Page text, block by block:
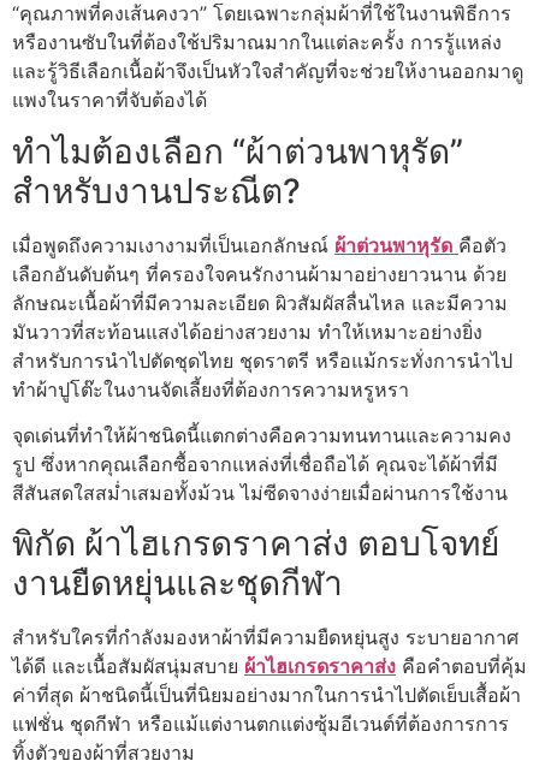
“คุณภาพที่คงเส้นคงวา” โดยเฉพาะกลุ่มผ้าที่ใช้ในงานพิธีการ
หรืองานซับในที่ต้องใช้ปริมาณมากในแต่ละครั้ง การรู้แหล่ง
และรู้วิธีเลือกเนื้อผ้าจึงเป็นหัวใจสำคัญที่จะช่วยให้งานออกมาดู
แพงในราคาที่จับต้องได้
ทำไมต้องเลือก “ผ้าต่วนพาหุรัด”
สำหรับงานประณีต?
เมื่อพูดถึงความเงางามที่เป็นเอกลักษณ์ ผ้าต่วนพาหุรัด คือตัว
เลือกอันดับต้นๆ ที่ครองใจคนรักงานผ้ามาอย่างยาวนาน ด้วย
ลักษณะเนื้อผ้าที่มีความละเอียด ผิวสัมผัสลื่นไหล และมีความ
มันวาวที่สะท้อนแสงได้อย่างสวยงาม ทำให้เหมาะอย่างยิ่ง
สำหรับการนำไปตัดชุดไทย ชุดราตรี หรือแม้กระทั่งการนำไป
ทำผ้าปูโต๊ะในงานจัดเลี้ยงที่ต้องการความหรูหรา
จุดเด่นที่ทำให้ผ้าชนิดนี้แตกต่างคือความทนทานและความคง
รูป ซึ่งหากคุณเลือกซื้อจากแหล่งที่เชื่อถือได้ คุณจะได้ผ้าที่มี
สีสันสดใสสม่ำเสมอทั้งม้วน ไม่ซีดจางง่ายเมื่อผ่านการใช้งาน
พิกัด ผ้าไฮเกรดราคาส่ง ตอบโจทย์
งานยืดหยุ่นและชุดกีฬา
สำหรับใครที่กำลังมองหาผ้าที่มีความยืดหยุ่นสูง ระบายอากาศ
ได้ดี และเนื้อสัมผัสนุ่มสบาย ผ้าไฮเกรดราคาส่ง คือคำตอบที่คุ้ม
ค่าที่สุด ผ้าชนิดนี้เป็นที่นิยมอย่างมากในการนำไปตัดเย็บเสื้อผ้า
แฟชั่น ชุดกีฬา หรือแม้แต่งานตกแต่งซุ้มอีเวนต์ที่ต้องการการ
ทิ้งตัวของผ้าที่สวยงาม